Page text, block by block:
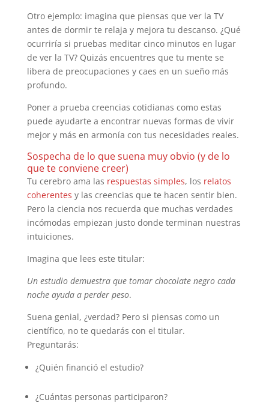
Otro ejemplo: imagina que piensas que ver la TV
antes de dormir te relaja y mejora tu descanso. ¿Qué
ocurriría si pruebas meditar cinco minutos en lugar
de ver la TV? Quizás encuentres que tu mente se
libera de preocupaciones y caes en un sueño más
profundo.
Poner a prueba creencias cotidianas como estas
puede ayudarte a encontrar nuevas formas de vivir
mejor y más en armonía con tus necesidades reales.
Sospecha de lo que suena muy obvio (y de lo
que te conviene creer)
Tu cerebro ama las respuestas simples, los relatos
coherentes y las creencias que te hacen sentir bien.
Pero la ciencia nos recuerda que muchas verdades
incómodas empiezan justo donde terminan nuestras
intuiciones.
Imagina que lees este titular:
Un estudio demuestra que tomar chocolate negro cada
noche ayuda a perder peso.
Suena genial, ¿verdad? Pero si piensas como un
científico, no te quedarás con el titular.
Preguntarás:
¿Quién financió el estudio?
¿Cuántas personas participaron?